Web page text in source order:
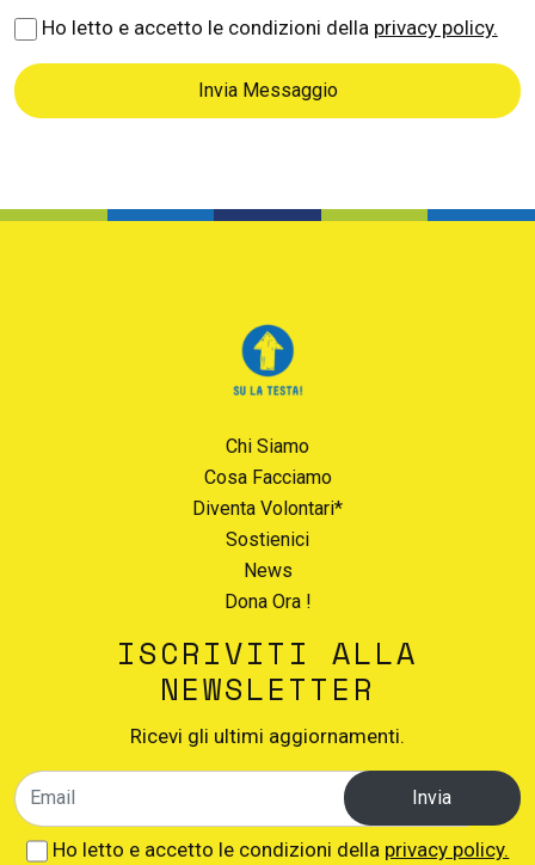
Ho letto e accetto le condizioni della privacy policy.
Invia Messaggio
Chi Siamo
Cosa Facciamo
Diventa Volontari*
Sostienici
News
Dona Ora !
ISCRIVITI ALLA
NEWSLETTER
Ricevi gli ultimi aggiornamenti.
Invia
Ho letto e accetto le condizioni della privacy policy.